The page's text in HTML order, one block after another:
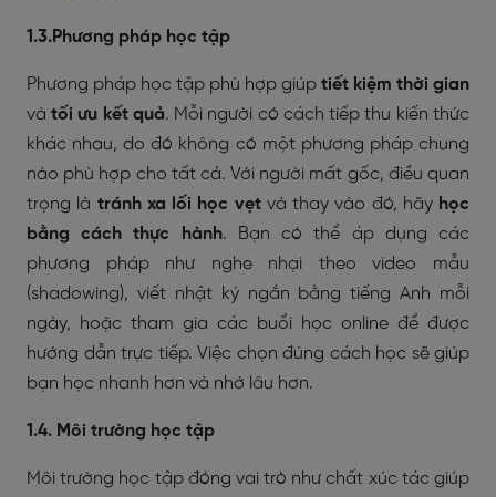
1.3.Phương pháp học tập
Phương pháp học tập phù hợp giúp tiết kiệm thời gian
và tối ưu kết quả. Mỗi người có cách tiếp thu kiến thức
khác nhau, do đó không có một phương pháp chung
nào phù hợp cho tất cả. Với người mất gốc, điều quan
trọng là tránh xa lối học vẹtvà thay vào đó, hãy học
bằng cách thực hành. Bạn có thể áp dụng các
phương pháp như nghe nhại theo video mẫu
(shadowing), viết nhật ký ngắn bằng tiếng Anh mỗi
ngày, hoặc tham gia các buổi học online để được
hướng dẫn trực tiếp. Việc chọn đúng cách học sẽ giúp
bạn học nhanh hơn và nhớ lâu hơn.
1.4. Môi trường học tập
Môi trường học tập đóng vai trò như chất xúc tác giúp